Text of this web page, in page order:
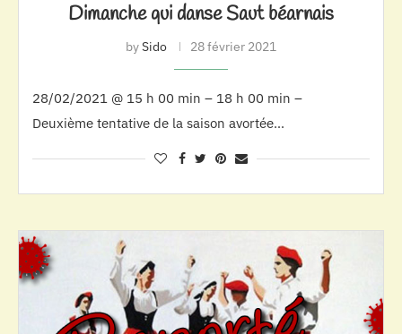
Dimanche qui danse Saut béarnais
bySido 28 février 2021
28/02/2021 @ 15 h 00 min – 18 h 00 min –
Deuxième tentative de la saison avortée…